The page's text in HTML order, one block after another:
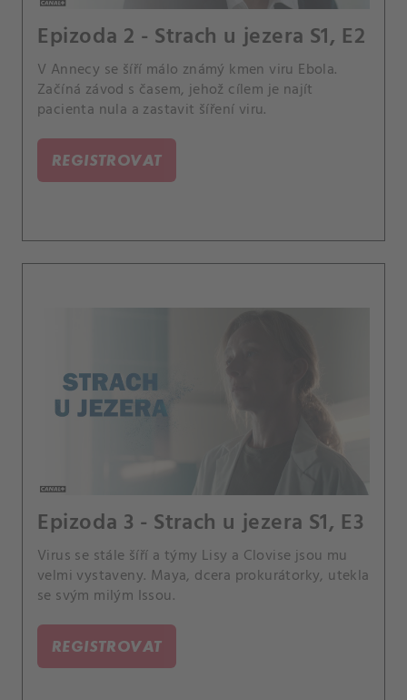
Epizoda 2 - Strach u jezera S1, E2
V Annecy se šíří málo známý kmen viru Ebola.
Začíná závod s časem, jehož cílem je najít
pacienta nula a zastavit šíření viru.
REGISTROVAT
Epizoda 3 - Strach u jezera S1, E3
Virus se stále šíří a týmy Lisy a Clovise jsou mu
velmi vystaveny. Maya, dcera prokurátorky, utekla
se svým milým Issou.
REGISTROVAT